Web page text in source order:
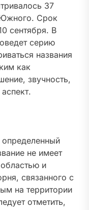
37
Южного. Срок
сентября. В
серию
названия
как
звучность,
не имеет
и
связанного с
на территории
отметить,